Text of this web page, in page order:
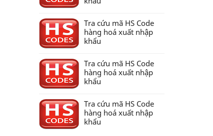
Tra cứu mã HS Code
hàng hoá xuất nhập
khẩu
Tra cứu mã HS Code
hàng hoá xuất nhập
khẩu
Tra cứu mã HS Code
hàng hoá xuất nhập
khẩu